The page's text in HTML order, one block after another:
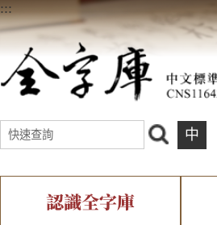
:::
中
認識全字庫